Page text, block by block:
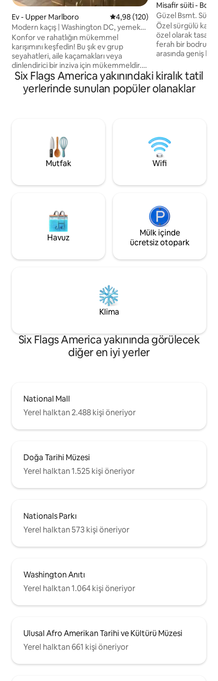
Ev - Upper Marlboro 5 üzerinden ortalama 4,98
4,98 (120)
Modern kaçış | Washington DC, yemek
ve eğlenceye yakın!
Konfor ve rahatlığın mükemmel
karışımını keşfedin! Bu şık ev grup
seyahatleri, aile kaçamakları veya
dinlendirici bir inziva için mükemmeldir.
Washington Commanders'ın evi olan
FedExField'a sadece birkaç dakika
mesafede ve Washington D.C. şehir
AMC Theatres'ta film izleyin, Watkins
Regional Park'ı keşfedin veya Prince
George's Equestrian Center'da en iyi
binicilik etkinliklerinin tadını çıkarın.
yapın!
Misafir süiti -
Güzel Bsmt. Süit,
Özel sürgülü kapı
özel olarak
ferah bir bodrum
arasında geniş bir
bulunmaktadır.
bağlantısı, akıllı
jeneratör. BWI veya Reagan Ulusal
Redskins
Washington DC
Harbor'a arabayla
Six Flags America yakınındaki kiralık tatil
yerlerinde sunulan popüler olanaklar
Mutfak Wifi
Havuz
Mülk içinde
ücretsiz otopark
Klima
Six Flags America yakınında görülecek
diğer en iyi yerler
National Mall
Yerel halktan 2.488 kişi öneriyor
Doğa Tarihi Müzesi
Yerel halktan 1.525 kişi öneriyor
Nationals Parkı
Yerel halktan 573 kişi öneriyor
Washington Anıtı
Yerel halktan 1.064 kişi öneriyor
Ulusal Afro Amerikan Tarihi ve Kültürü Müzesi
Yerel halktan 661 kişi öneriyor